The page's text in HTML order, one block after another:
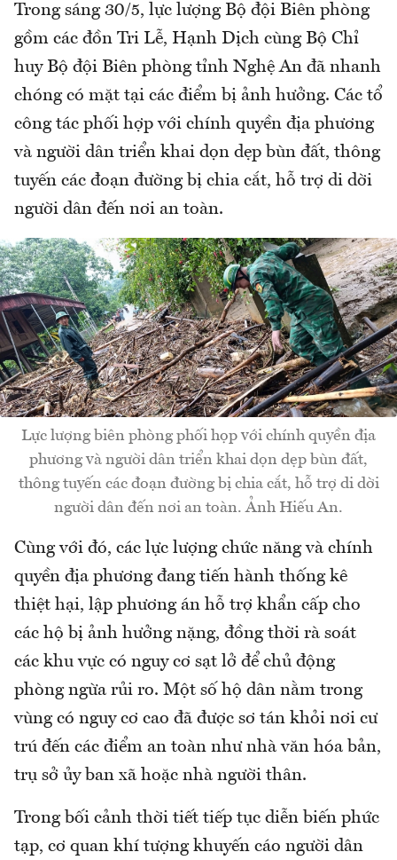
Trong sáng 30/5, lực lượng Bộ đội Biên phòng
gồm các đồn Tri Lễ, Hạnh Dịch cùng Bộ Chỉ
huy Bộ đội Biên phòng tỉnh Nghệ An đã nhanh
chóng có mặt tại các điểm bị ảnh hưởng. Các tổ
công tác phối hợp với chính quyền địa phương
và người dân triển khai dọn dẹp bùn đất, thông
tuyến các đoạn đường bị chia cắt, hỗ trợ di dời
người dân đến nơi an toàn.
Lực lượng biên phòng phối họp với chính quyền địa
phương và người dân triển khai dọn dẹp bùn đất,
thông tuyến các đoạn đường bị chia cắt, hỗ trợ di dời
người dân đến nơi an toàn. Ảnh Hiếu An.
Cùng với đó, các lực lượng chức năng và chính
quyền địa phương đang tiến hành thống kê
thiệt hại, lập phương án hỗ trợ khẩn cấp cho
các hộ bị ảnh hưởng nặng, đồng thời rà soát
các khu vực có nguy cơ sạt lở để chủ động
phòng ngừa rủi ro. Một số hộ dân nằm trong
vùng có nguy cơ cao đã được sơ tán khỏi nơi cư
trú đến các điểm an toàn như nhà văn hóa bản,
trụ sở ủy ban xã hoặc nhà người thân.
Trong bối cảnh thời tiết tiếp tục diễn biến phức
tạp, cơ quan khí tượng khuyến cáo người dân